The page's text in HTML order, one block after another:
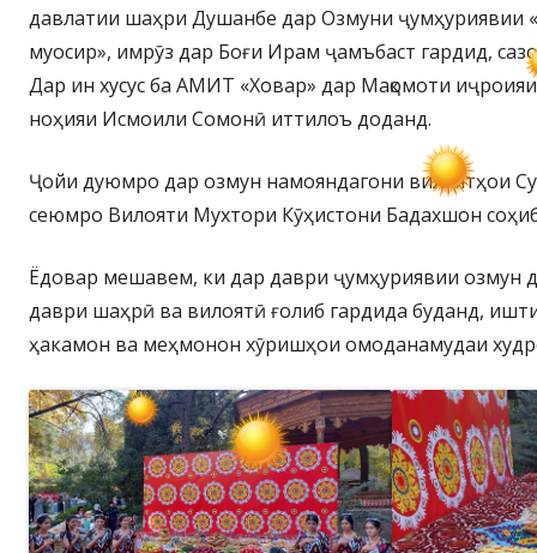
давлатии шаҳри Душанбе дар Озмуни ҷумҳуриявии
муосир», имрӯз дар Боғи Ирам ҷамъбаст гардид,
Дар ин хусус ба АМИТ «Ховар» дар Мақомоти
ноҳияи Исмоили Сомонӣ иттилоъ доданд.
Ҷойи дуюмро дар озмун намояндагони вилоятҳои
сеюмро Вилояти Мухтори Кӯҳистони Бадахшон
Ёдовар мешавем, ки дар даври ҷумҳуриявии озмун
даври шаҳрӣ ва вилоятӣ ғолиб гардида буданд,
ҳакамон ва меҳмонон хӯришҳои омоданамудаи